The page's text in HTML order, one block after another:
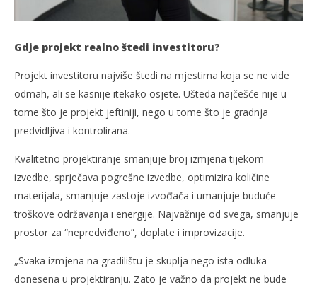
Gdje projekt realno štedi investitoru?
Projekt investitoru najviše štedi na mjestima koja se ne vide
odmah, ali se kasnije itekako osjete. Ušteda najčešće nije u
tome što je projekt jeftiniji, nego u tome što je gradnja
predvidljiva i kontrolirana.
Kvalitetno projektiranje smanjuje broj izmjena tijekom
izvedbe, sprječava pogrešne izvedbe, optimizira količine
materijala, smanjuje zastoje izvođača i umanjuje buduće
troškove održavanja i energije. Najvažnije od svega, smanjuje
prostor za “nepredviđeno”, doplate i improvizacije.
„Svaka izmjena na gradilištu je skuplja nego ista odluka
donesena u projektiranju. Zato je važno da projekt ne bude